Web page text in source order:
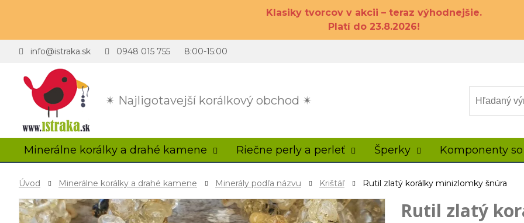
Klasiky tvorcov v akcii – teraz výhodnejšie.
Platí do 23.8.2026!
✴ Najligotavejší korálkový obchod ✴
info@istraka.sk 0948 015 755 8:00-15:00
Minerálne korálky a drahé kamene Riečne perly a perleť Šperky Komponenty
Úvod Minerálne korálky a drahé kamene Minerály podľa názvu Krištáľ Rutil zlatý korálky minizlomky šnúra
Rutil zlatý